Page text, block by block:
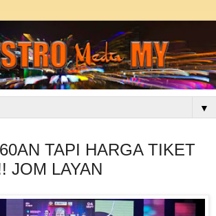
▼
TAPI HARGA TIKET
JOM LAYAN